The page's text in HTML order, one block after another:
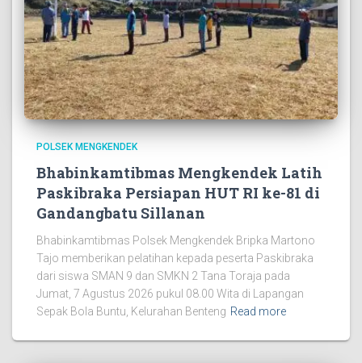
POLSEK MENGKENDEK
Bhabinkamtibmas Mengkendek Latih
Paskibraka Persiapan HUT RI ke-81 di
Gandangbatu Sillanan
Bhabinkamtibmas Polsek Mengkendek Bripka Martono
Tajo memberikan pelatihan kepada peserta Paskibraka
dari siswa SMAN 9 dan SMKN 2 Tana Toraja pada
Jumat, 7 Agustus 2026 pukul 08.00 Wita di Lapangan
Sepak Bola Buntu, Kelurahan Benteng Read more